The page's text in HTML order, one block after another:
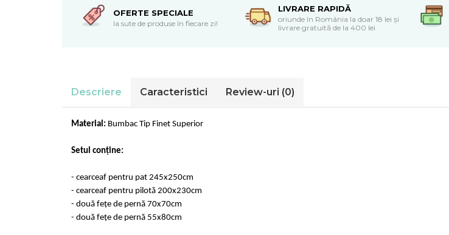
Bumbac 100%
Lenjerii Matase
Lenjerii Creponate
Lenjerii pentru PASTE
Huse De Pat Tricotate 180x200cm
Huse Impermeabile
OFERTE SPECIALE
la sute de produse în fiecare zi!
LIVRARE RAPIDĂ
oriunde în România la doar 18 lei și
livrare gratuită de la 400 lei
Descriere Caracteristici Review-uri (0)
Material: Bumbac Tip Finet Superior
Setul conține:
- cearceaf pentru pat 245x250cm
- cearceaf pentru pilotă 200x230cm
- două fețe de pernă 70x70cm
- două fețe de pernă 55x80cm